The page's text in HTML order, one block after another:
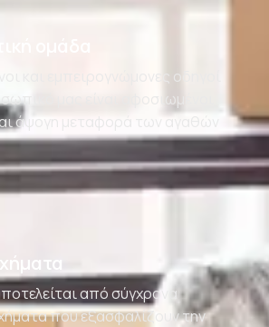
ομάδα
και εμπειρογνώμονες οδηγοί
μας είναι αφοσιωμένοι
άψογη μεταφορά των αγαθών
από σύγχρονα
που εξασφαλίζουν την